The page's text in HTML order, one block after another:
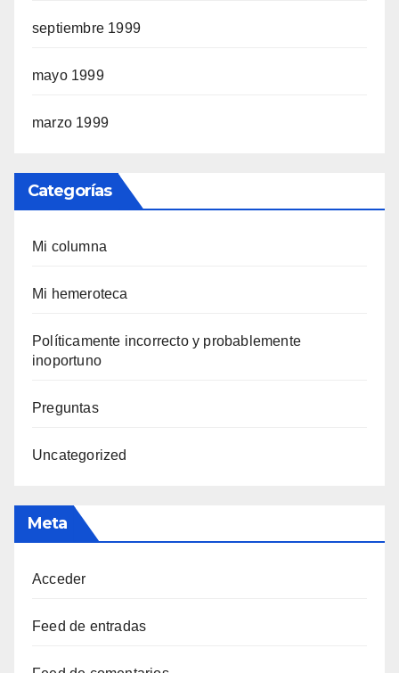
septiembre 1999
mayo 1999
marzo 1999
Categorías
Mi columna
Mi hemeroteca
Polí­ticamente incorrecto y probablemente
inoportuno
Preguntas
Uncategorized
Meta
Acceder
Feed de entradas